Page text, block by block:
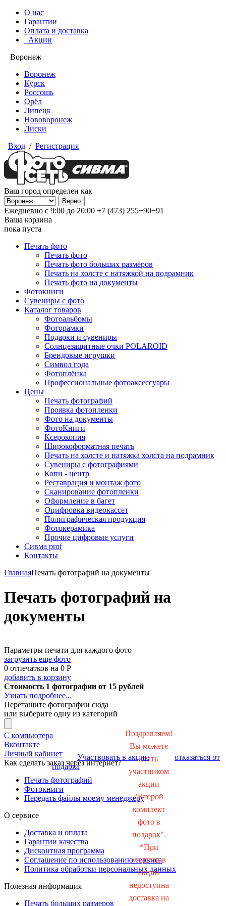
О нас
Гарантии
Оплата и доставка
Акции
Воронеж
Воронеж
Курск
Россошь
Орёл
Липецк
Нововоронеж
Лиски
Вход / Регистрация
Ваш город определен как
Ежедневно с 9:00 до 20:00 +7 (473) 255−90−91
Ваша корзина
пока пуста
Печать фото
Печать фото
Печать фото больших размеров
Печать на холсте с натяжкой на подрамник
Печать фото на документы
Фотокниги
Сувениры с фото
Каталог товаров
Фотоальбомы
Фоторамки
Подарки и сувениры
Солнцезащитные очки POLAROID
Брендовые игрушки
Символ года
Фотоплёнка
Профессиональные фотоаксессуары
Цены
Печать фотографий
Проявка фотопленки
Фото на документы
ФотоКниги
Ксерокопия
Широкоформатная печать
Печать на холсте и натяжка холста на подрамник
Сувениры с фотографиями
Копи - центр
Реставрация и монтаж фото
Сканирование фотопленки
Оформление в багет
Оцифровка видеокассет
Полиграфическая продукция
Фотокерамика
Прочие цифровые услуги
Сивма prof
Контакты
ГлавнаяПечать фотографий на документы
Печать фотографий на
документы
Параметры печати для каждого фото
загрузить еще фото
0 отпечатков на 0 Р
добавить в корзину
Поздравляем!
Вы можете
стать
участником
акции
"Второй
комплект
фото в
подарок".
*При
участии в
акции
недоступна
доставка на
Участвовать в акции
отказаться от
подарка
Стоимость 1 фотографии от 15 рублей
Узнать подробнее...
Перетащите фотографии сюда
или выберите одну из категорий
С компьютера
Вконтакте
Личный кабинет
Как сделать заказ через интернет?
Печать фотографий
Фотокниги
Передать файлы моему менеджеру
О сервисе
Доставка и оплата
Гарантии качества
Дисконтная программа
Соглашение по использованию сервиса
Политика обработки персональных данных
Полезная информация
Печать больших размеров